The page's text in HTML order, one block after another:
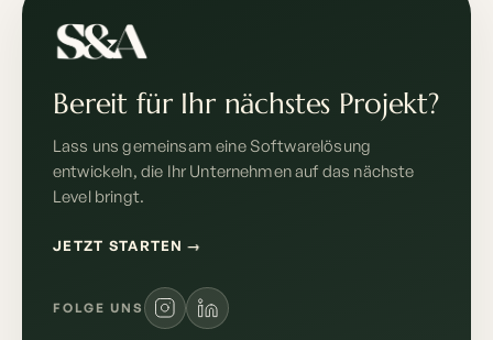
Bereit für Ihr nächstes Projekt?
Lass uns gemeinsam eine Softwarelösung
entwickeln, die Ihr Unternehmen auf das nächste
Level bringt.
JETZT STARTEN →
FOLGE UNS